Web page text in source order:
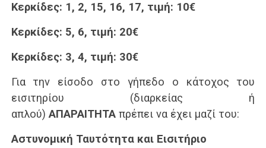
Κερκίδες: 1, 2, 15, 16, 17, τιμή: 10€
Κερκίδες: 5, 6, τιμή: 20€
Κερκίδες: 3, 4, τιμή: 30€
Για την είσοδο στο γήπεδο ο κάτοχος του
εισιτηρίου (διαρκείας ή
απλού) ΑΠΑΡΑΙΤΗΤΑπρέπει να έχει μαζί του:
Αστυνομική Ταυτότητα και Εισιτήριο